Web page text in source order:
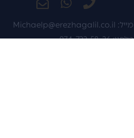
מייל: Michaelp@erezhagalil.co.il
טלפון: 074-722-58-26